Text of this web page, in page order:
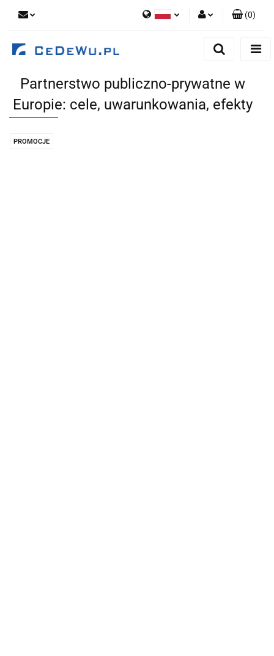
Dodaj zgłoszenie
Zgody cookies
(0)
Partnerstwo publiczno-prywatne w
Europie: cele, uwarunkowania, efekty
PROMOCJE